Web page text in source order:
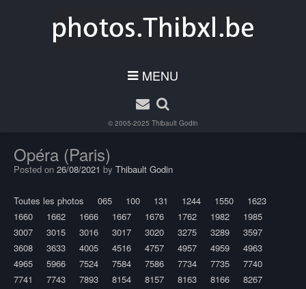
MENU
© 2005-2025 Thibault Godin
Opéra (Paris)
Posted on 26/08/2021 by Thibault Godin
Toutes les photos 065 100 131 1244 1550
1623
1660
1662 1666 1667 1676 1762 1982
1985
3007
3015 3016 3017 3020 3275 3289
3597
3608
3633 4005 4516 4757 4957 4959
4963
4965
5966 7524 7584 7586 7734 7735
7740
7741
7743 7893 8154 8157 8163 8166
8267